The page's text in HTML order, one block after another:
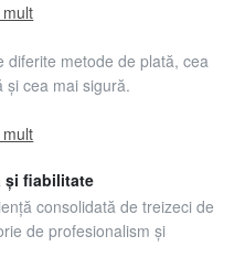
diferite metode de plată, cea
și cea mai sigură.
și fiabilitate
consolidată de treizeci de
de profesionalism și